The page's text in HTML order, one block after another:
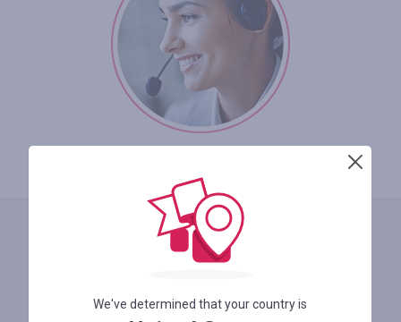
We've determined that your country is